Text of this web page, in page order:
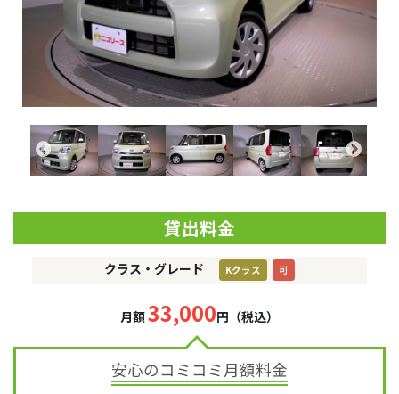
貸出料金
クラス・グレード Kクラス 可
月額33,000円（税込）
安心のコミコミ月額料金